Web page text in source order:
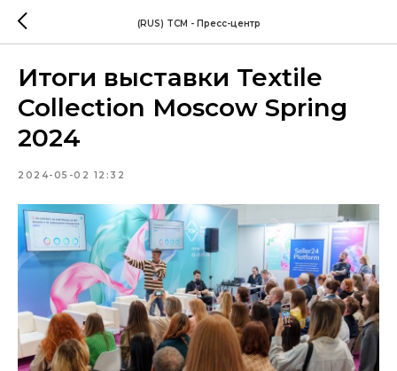
(RUS) TCM - Пресс-центр
Итоги выставки Textile
Collection Moscow Spring
2024
2024-05-02 12:32